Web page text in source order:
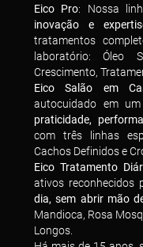
Eico Pro: Nossa
inovação e
tratamentos
laboratório: Óleo
Crescimento,
Eico Salão em
autocuidado em
praticidade,
com três linhas
Cachos Definidos e
Eico Tratamento
ativos reconhecidos
dia, sem abrir mão
Mandioca, Rosa
Longos.